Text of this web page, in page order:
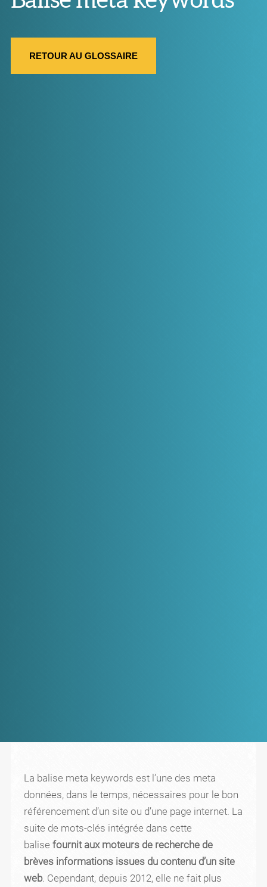
RETOUR AU GLOSSAIRE
La balise meta keywords est l’une des meta
données, dans le temps, nécessaires pour le bon
référencement d’un site ou d’une page internet. La
suite de mots-clés intégrée dans cette
balisefournit aux moteurs de recherche de
brèves informations issues du contenu d’un site
web. Cependant, depuis 2012, elle ne fait plus